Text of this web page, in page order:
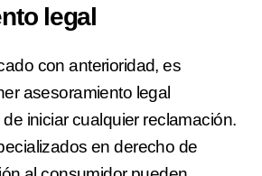
legal
con anterioridad, es
asesoramiento legal
iniciar cualquier reclamación.
en derecho de